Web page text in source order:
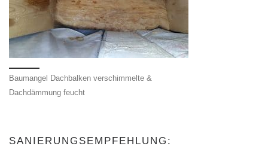
Baumangel Dachbalken verschimmelte &
Dachdämmung feucht
SANIERUNGSEMPFEHLUNG: